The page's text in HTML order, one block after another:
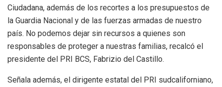
Ciudadana, además de los recortes a los presupuestos de
la Guardia Nacional y de las fuerzas armadas de nuestro
país. No podemos dejar sin recursos a quienes son
responsables de proteger a nuestras familias, recalcó el
presidente del PRI BCS, Fabrizio del Castillo.
Señala además, el dirigente estatal del PRI sudcaliforniano,